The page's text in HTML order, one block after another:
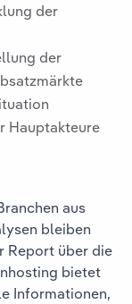
der
der
Hauptakteure
aus
bleiben
Report über die
bietet
Informationen,